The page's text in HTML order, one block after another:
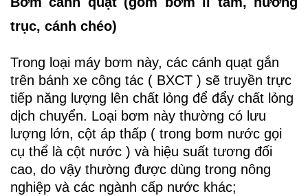
trục, cánh chéo)
Trong loại máy bơm này, các cánh quạt gắn
trên bánh xe công tác ( BXCT ) sẽ truyền trực
tiếp năng lượng lên chất lỏng để đẩy chất lỏng
dịch chuyển. Loại bơm này thường có lưu
lượng lớn, cột áp thấp ( trong bơm nước gọi
cụ thể là cột nước ) và hiệu suất tương đối
cao, do vậy thường được dùng trong nông
nghiệp và các ngành cấp nước khác;